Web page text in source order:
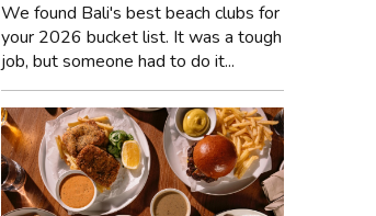
We found Bali's best beach clubs for
your 2026 bucket list. It was a tough
job, but someone had to do it...